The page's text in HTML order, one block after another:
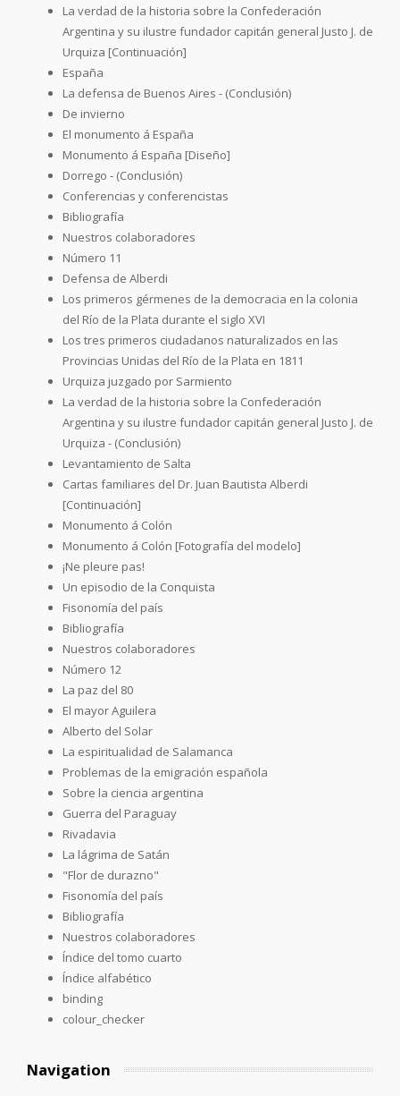
La verdad de la historia sobre la Confederación
Argentina y su ilustre fundador capitán general Justo J. de
Urquiza [Continuación]
España
La defensa de Buenos Aires - (Conclusión)
De invierno
El monumento á España
Monumento á España [Diseño]
Dorrego - (Conclusión)
Conferencias y conferencistas
Bibliografía
Nuestros colaboradores
Número 11
Defensa de Alberdi
Los primeros gérmenes de la democracia en la colonia
del Río de la Plata durante el siglo XVI
Los tres primeros ciudadanos naturalizados en las
Provincias Unidas del Río de la Plata en 1811
Urquiza juzgado por Sarmiento
La verdad de la historia sobre la Confederación
Argentina y su ilustre fundador capitán general Justo J. de
Urquiza - (Conclusión)
Levantamiento de Salta
Cartas familiares del Dr. Juan Bautista Alberdi
[Continuación]
Monumento á Colón
Monumento á Colón [Fotografía del modelo]
¡Ne pleure pas!
Un episodio de la Conquista
Fisonomía del país
Bibliografía
Nuestros colaboradores
Número 12
La paz del 80
El mayor Aguilera
Alberto del Solar
La espiritualidad de Salamanca
Problemas de la emigración española
Sobre la ciencia argentina
Guerra del Paraguay
Rivadavia
La lágrima de Satán
"Flor de durazno"
Fisonomía del país
Bibliografía
Nuestros colaboradores
Índice del tomo cuarto
Índice alfabético
binding
colour_checker
Navigation